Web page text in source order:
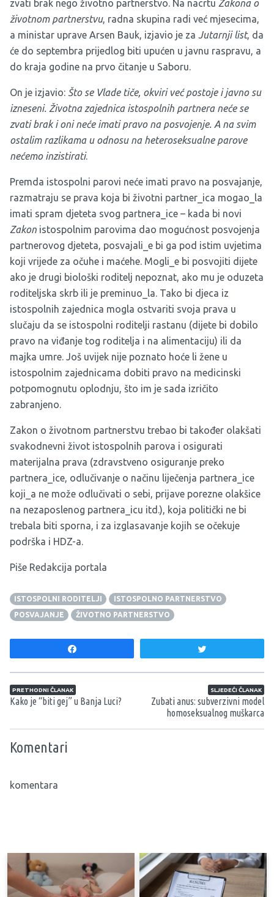
zvati brak nego životno partnerstvo. Na nacrtu Zakona o
životnom partnerstvu, radna skupina radi već mjesecima,
a ministar uprave Arsen Bauk, izjavio je za Jutarnji list, da
će do septembra prijedlog biti upućen u javnu raspravu, a
do kraja godine na prvo čitanje u Saboru.
On je izjavio: Što se Vlade tiče, okviri već postoje i javno su
izneseni. Životna zajednica istospolnih partnera neće se
zvati brak i oni neće imati pravo na posvojenje. A na svim
ostalim razlikama u odnosu na heteroseksualne parove
nećemo inzistirati.
Premda istospolni parovi neće imati pravo na posvajanje,
razmatraju se prava koja bi životni partner_ica mogao_la
imati spram djeteta svog partnera_ice – kada bi novi
Zakon istospolnim parovima dao mogućnost posvojenja
partnerovog djeteta, posvajali_e bi ga pod istim uvjetima
koji vrijede za očuhe i maćehe. Mogli_e bi posvojiti dijete
ako je drugi biološki roditelj nepoznat, ako mu je oduzeta
roditeljska skrb ili je preminuo_la. Tako bi djeca iz
istospolnih zajednica mogla ostvariti svoja prava u
slučaju da se istospolni roditelji rastanu (dijete bi dobilo
pravo na viđanje tog roditelja i na alimentaciju) ili da
majka umre. Još uvijek nije poznato hoće li žene u
istospolnim zajednicama dobiti pravo na medicinski
potpomognutu oplodnju, što im je sada izričito
zabranjeno.
Zakon o životnom partnerstvu trebao bi također olakšati
svakodnevni život istospolnih parova i osigurati
materijalna prava (zdravstveno osiguranje preko
partnera_ice, odlučivanje o načinu liječenja partnera_ice
koji_a ne može odlučivati o sebi, prijave porezne olakšice
na nezaposlenog partnera_icu itd.), koja politički ne bi
trebala biti sporna, i za izglasavanje kojih se očekuje
podrška i HDZ-a.
Piše Redakcija portala
ISTOSPOLNI RODITELJI
ISTOSPOLNO PARTNERSTVO
POSVAJANJE
ŽIVOTNO PARTNERSTVO
Navigacija članaka
PRETHODNI ČLANAK
Kako je “biti gej” u Banja Luci?
SLJEDEĆI ČLANAK
Zubati anus: subverzivni model
homoseksualnog muškarca
Komentari
komentara